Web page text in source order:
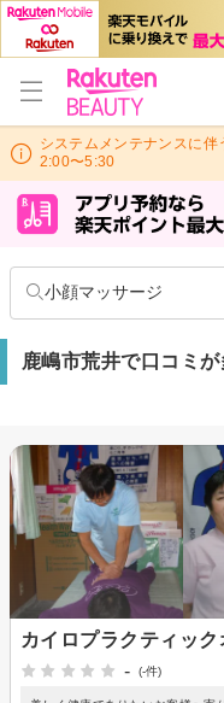
システムメンテナンスに
2:00〜5:30
小顔マッサージ
鹿嶋市荒井で口コミ
カイロプラクティッ
-
(-件)